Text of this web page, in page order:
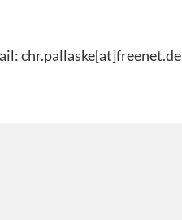
chr.pallaske[at]freenet.de